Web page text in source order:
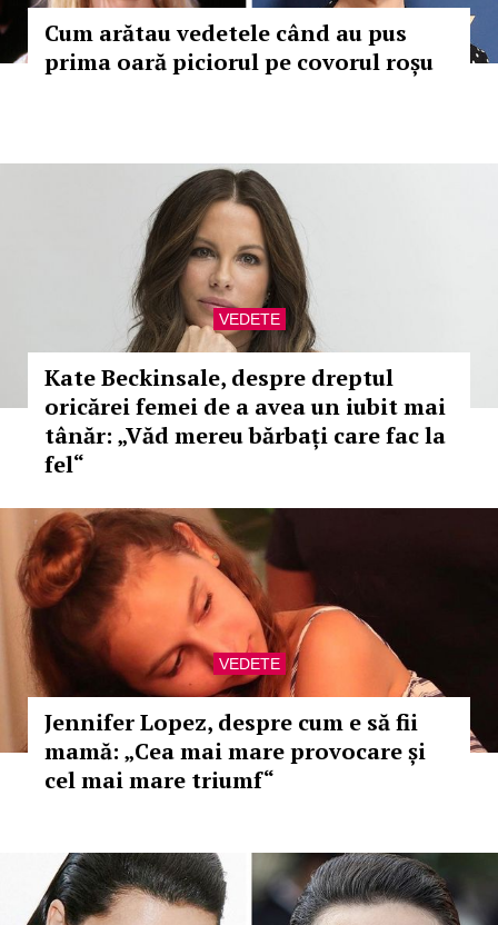
Cum arătau vedetele când au pus
prima oară piciorul pe covorul roșu
VEDETE
Kate Beckinsale, despre dreptul
oricărei femei de a avea un iubit mai
tânăr: „Văd mereu bărbați care fac la
fel“
VEDETE
Jennifer Lopez, despre cum e să fii
mamă: „Cea mai mare provocare și
cel mai mare triumf“